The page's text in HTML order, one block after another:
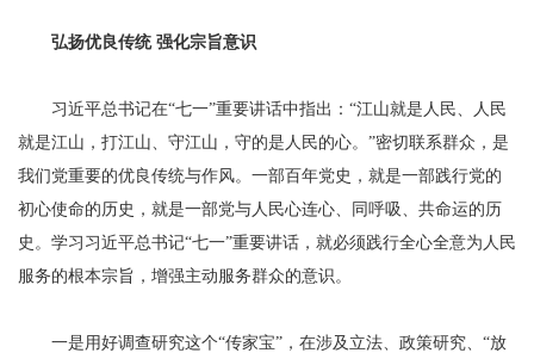
弘扬优良传统 强化宗旨意识
习近平总书记在“七一”重要讲话中指出：“江山就是人民、人民
就是江山，打江山、守江山，守的是人民的心。”密切联系群众，是
我们党重要的优良传统与作风。一部百年党史，就是一部践行党的
初心使命的历史，就是一部党与人民心连心、同呼吸、共命运的历
史。学习习近平总书记“七一”重要讲话，就必须践行全心全意为人民
服务的根本宗旨，增强主动服务群众的意识。
一是用好调查研究这个“传家宝”，在涉及立法、政策研究、“放